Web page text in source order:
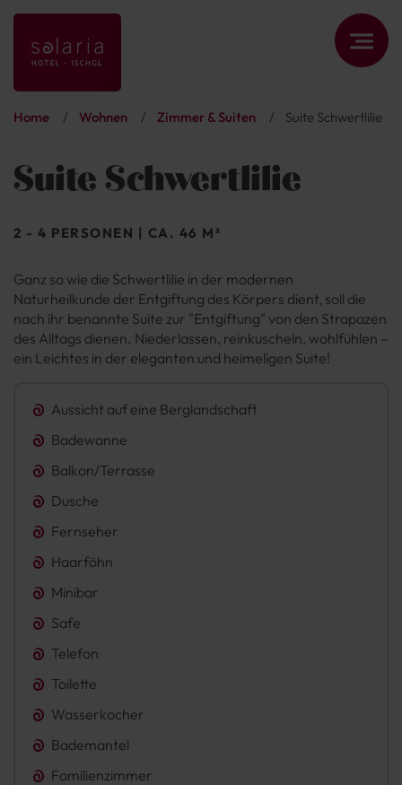
Home / Wohnen / Zimmer & Suiten / Suite Schwertlilie
Suite Schwertlilie
2 - 4 PERSONEN | CA. 46 M²
Ganz so wie die Schwertlilie in der modernen
Naturheilkunde der Entgiftung des Körpers dient, soll die
nach ihr benannte Suite zur "Entgiftung" von den Strapazen
des Alltags dienen. Niederlassen, reinkuscheln, wohlfühlen –
ein Leichtes in der eleganten und heimeligen Suite!
Aussicht auf eine Berglandschaft
Badewanne
Balkon/Terrasse
Dusche
Fernseher
Haarföhn
Minibar
Safe
Telefon
Toilette
Wasserkocher
Bademantel
Familienzimmer